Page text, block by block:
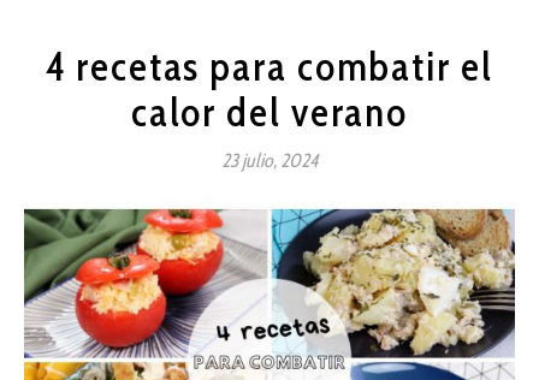
4 recetas para combatir el
calor del verano
23 julio, 2024